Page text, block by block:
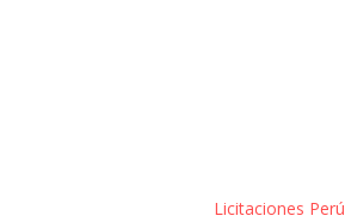
Licitaciones Perú